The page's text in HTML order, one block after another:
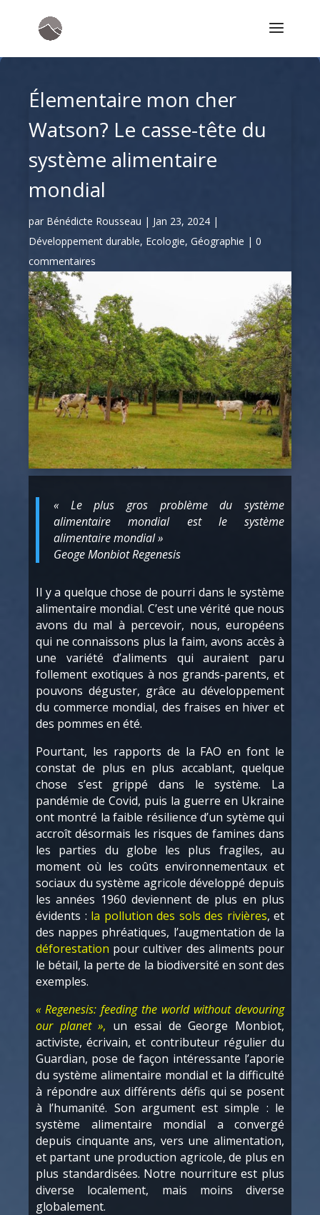
Élementaire mon cher
Watson? Le casse-tête du
système alimentaire
mondial
par Bénédicte Rousseau | Jan 23, 2024 |
Développement durable, Ecologie, Géographie | 0
commentaires
« Le plus gros problème du système
alimentaire mondial est le système
alimentaire mondial »
Geoge MonbiotRegenesis
Il y a quelque chose de pourri dans le système
alimentaire mondial. C’est une vérité que nous
avons du mal à percevoir, nous, européens
qui ne connaissons plus la faim, avons accès à
une variété d’aliments qui auraient paru
follement exotiques à nos grands-parents, et
pouvons déguster, grâce au développement
du commerce mondial, des fraises en hiver et
des pommes en été.
Pourtant, les rapports de la FAO en font le
constat de plus en plus accablant, quelque
chose s’est grippé dans le système. La
pandémie de Covid, puis la guerre en Ukraine
ont montré la faible résilience d’un sytème qui
accroît désormais les risques de famines dans
les parties du globe les plus fragiles, au
moment où les coûts environnementaux et
sociaux du système agricole développé depuis
les années 1960 deviennent de plus en plus
évidents : la pollution des sols des rivières, et
des nappes phréatiques, l’augmentation de la
déforestation pour cultiver des aliments pour
le bétail, la perte de la biodiversité en sont des
exemples.
« Regenesis: feeding the world without devouring
our planet », un essai de George Monbiot,
activiste, écrivain, et contributeur régulier du
Guardian, pose de façon intéressante l’aporie
du système alimentaire mondial et la difficulté
à répondre aux différents défis qui se posent
à l’humanité. Son argument est simple : le
système alimentaire mondial a convergé
depuis cinquante ans, vers une alimentation,
et partant une production agricole, de plus en
plus standardisées. Notre nourriture est plus
diverse localement, mais moins diverse
globalement.